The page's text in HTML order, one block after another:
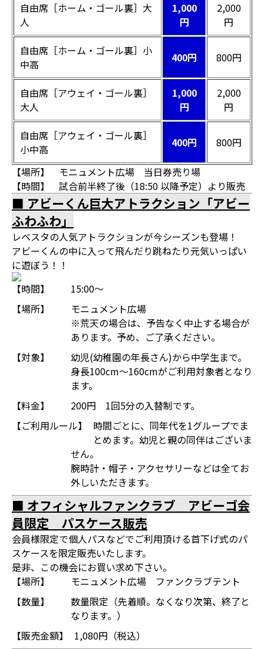
自由席［ホーム・ゴール裏］大
人
1,000
円
2,000
円
自由席［ホーム・ゴール裏］小
中高
400円 800円
自由席［アウェイ・ゴール裏］
大人
1,000
円
2,000
円
自由席［アウェイ・ゴール裏］
小中高
400円 800円
【場所】 モニュメント広場 当日券売り場
【時間】 試合前半終了後（18:50 以降予定）より販売
■ アビーくん巨大アトラクション「アビー
ふわふわ」
レベスタの人気アトラクションが今シーズンも登場！
アビーくんの中に入って飛んだり跳ねたり元気いっぱい
に遊ぼう！！
【時間】
15:00～
【場所】
モニュメント広場
※荒天の場合は、予告なく中止する場合が
あります。予め、ご了承ください。
【対象】
幼児(幼稚園の年長さん)から中学生まで。
身長100cm～160cmがご利用対象者となり
ます。
【料金】
200円 1回5分の入替制です。
【ご利用ルール】
時間ごとに、同年代を1グループでま
とめます。幼児と親の同伴はございま
せん。
腕時計・帽子・アクセサリーなどは全てお
外しいただきます。
■ オフィシャルファンクラブ アビーゴ会
員限定 パスケース販売
会員様限定で個人パスなどでご利用頂ける首下げ式のパ
スケースを限定販売いたします。
是非、この機会にお買い求め下さい。
【場所】
モニュメント広場 ファンクラブテント
【数量】
数量限定（先着順。なくなり次第、終了と
なります。）
【販売金額】
1,080円（税込）